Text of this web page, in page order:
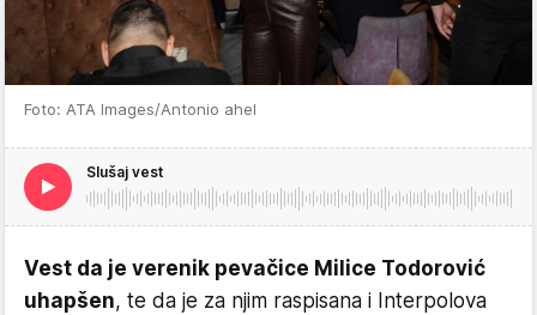
Foto: ATA Images/Antonio ahel
Slušaj vest
Vest da je verenik pevačice Milice Todorović
uhapšen, te da je za njim raspisana i Interpolova